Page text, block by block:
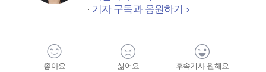
기자 구독과 응원하기
좋아요
싫어요
후속기사 원해요